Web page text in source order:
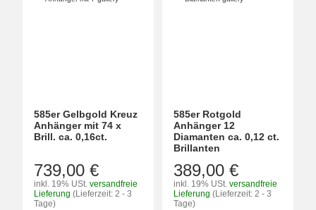
585er Gelbgold Kreuz
Anhänger mit 74 x
Brill. ca. 0,16ct.
739,00 €
inkl. 19% USt. versandfreie
Lieferung (Lieferzeit: 2 - 3
Tage)
585er Rotgold
Anhänger 12
Diamanten ca. 0,12 ct.
Brillanten
389,00 €
inkl. 19% USt. versandfreie
Lieferung (Lieferzeit: 2 - 3
Tage)